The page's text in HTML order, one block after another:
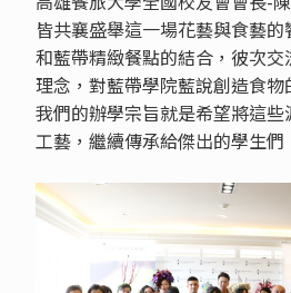
皆共襄盛舉這一場花藝與食藝
和藍帶精緻餐點的結合，彼次
理念，對藍帶學院藍說創造食物
我們的辦學宗旨就是希望將這
工藝，繼續傳承給傑出的學生們